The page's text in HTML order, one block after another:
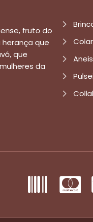
fruto do
que
que
da
Aneis